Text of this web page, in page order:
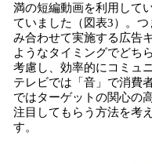
満の短編動画を利用して
ていました（図表3）。
み合わせて実施する広告
ようなタイミングでどち
考慮し、効率的にコミュ
テレビでは「音」で消費
ではターゲットの関心の
注目してもらう方法を考
す。